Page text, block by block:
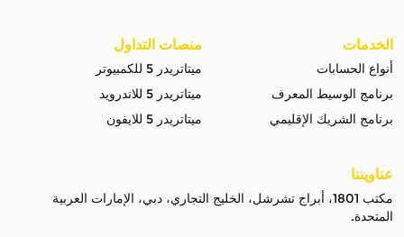
الخدمات
أنواع الحسابات
برنامج الوسيط المعرف
برنامج الشريك الإقليمي
منصات التداول
ميتاتريدر 5 للكمبيوتر
ميتاتريدر 5 للاندرويد
ميتاتريدر 5 للايفون
عناويننا
مكتب 1801، أبراج تشرشل، الخليج التجاري، دبي، الإمارات العربية
المتحدة.